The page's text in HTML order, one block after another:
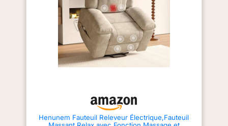
confort : lecture,
télévision ou sieste.
Étendez vos jambes
pour une expérience
de relaxation sur-
revêtement aspect
velours confère à ce
fauteuil releveur
ou d'autres objets 【Design
ergonomique】Tissu en lin
respirant, rembourrage épais,
porte-gobelets et poche latérale
pour un rangement pratique
【Assemblage rapide】Livré en
2 colis, pas besoin d'outils,
montage simple en quelques
étapes
ou d'autres objets 【Design
ergonomique】Tissu en lin
respirant, rembourrage épais,
porte-gobelets et poche latérale
pour un rangement pratique
【Assemblage rapide】Livré en
2 colis, pas besoin d'outils,
montage simple en quelques
Henunem Fauteuil Releveur Électrique,Fauteuil